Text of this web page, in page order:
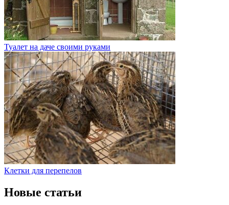
Туалет на даче своими руками
Клетки для перепелов
Новые статьи